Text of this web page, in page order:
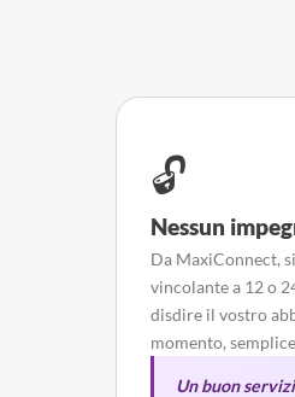
🔓
Nessun
Da MaxiConnect,
vincolante a 12 o
disdire il vostro
momento,
Un buon